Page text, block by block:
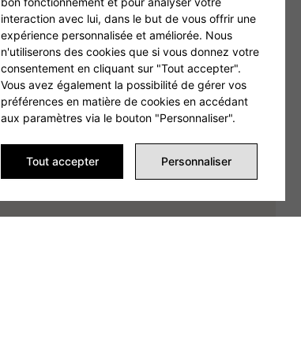
interaction avec lui, dans le but de vous offrir une
expérience personnalisée et améliorée. Nous
n'utiliserons des cookies que si vous donnez votre
consentement en cliquant sur "Tout accepter".
Vous avez également la possibilité de gérer vos
préférences en matière de cookies en accédant
aux paramètres via le bouton "Personnaliser".
Tout accepter Personnaliser